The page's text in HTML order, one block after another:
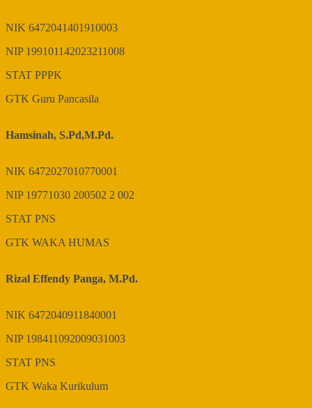
NIK 6472041401910003
NIP 199101142023211008
STAT PPPK
GTK Guru Pancasila
Hamsinah, S.Pd,M.Pd.
NIK 6472027010770001
NIP 19771030 200502 2 002
STAT PNS
GTK WAKA HUMAS
Rizal Effendy Panga, M.Pd.
NIK 6472040911840001
NIP 198411092009031003
STAT PNS
GTK Waka Kurikulum